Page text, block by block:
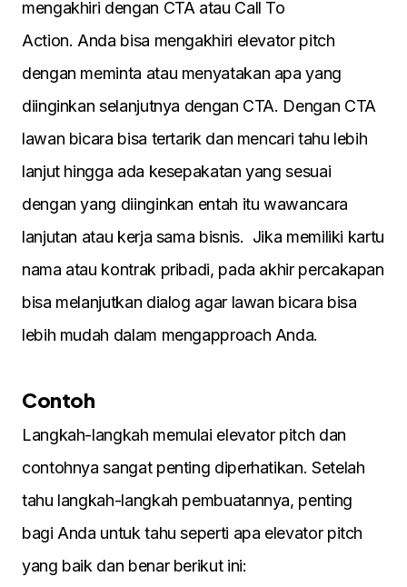
mengakhiri dengan CTA atau Call To
Action. Anda bisa mengakhiri elevator pitch
dengan meminta atau menyatakan apa yang
diinginkan selanjutnya dengan CTA. Dengan CTA
lawan bicara bisa tertarik dan mencari tahu lebih
lanjut hingga ada kesepakatan yang sesuai
dengan yang diinginkan entah itu wawancara
lanjutan atau kerja sama bisnis. Jika memiliki kartu
nama atau kontrak pribadi, pada akhir percakapan
bisa melanjutkan dialog agar lawan bicara bisa
lebih mudah dalam mengapproach Anda.
Contoh
Langkah-langkah memulai elevator pitch dan
contohnya sangat penting diperhatikan. Setelah
tahu langkah-langkah pembuatannya, penting
bagi Anda untuk tahu seperti apa elevator pitch
yang baik dan benar berikut ini: